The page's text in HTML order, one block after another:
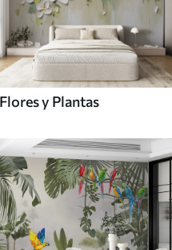
Flores y Plantas